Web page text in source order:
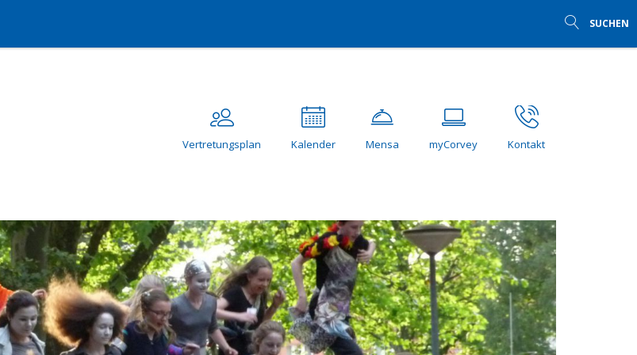
SUCHEN
Vertretungsplan Kalender Mensa myCorvey Kontakt